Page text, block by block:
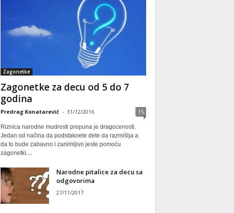
Zagonetke
Zagonetke za decu od 5 do 7
godina
Predrag Konatarević - 31/12/2016 15
Riznica narodne mudrosti prepuna je dragocenosti.
Jedan od načina da podstaknete dete da razmišlja a
da to bude zabavno i zanimljivo jeste pomoću
zagonetki....
Narodne pitalice za decu sa
odgovorima
27/11/2017